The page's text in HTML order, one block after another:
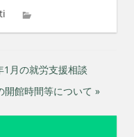
月の就労支援相談
開館時間等について »